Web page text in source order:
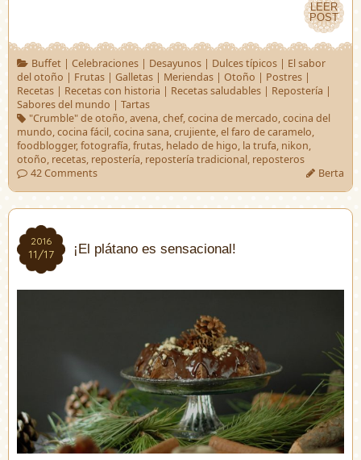
LEER
POST
LEER
POST
Buffet| Celebraciones| Desayunos| Dulces típicos| El sabor
del otoño | Frutas | Galletas | Meriendas | Otoño | Postres |
Recetas | Recetas con historia | Recetas saludables | Repostería |
Sabores del mundo | Tartas
"Crumble" de otoño,avena,chef,cocina de mercado,cocina del
mundo,cocina fácil,cocina sana,crujiente,el faro de caramelo,
foodblogger,fotografía,frutas, helado de higo, la trufa, nikon,
otoño, recetas, repostería, repostería tradicional, reposteros
42 Comments
Berta
2016
11/17
2016
11/17 ¡El plátano es sensacional!